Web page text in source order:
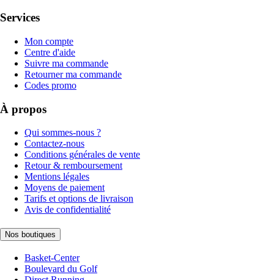
Services
Mon compte
Centre d'aide
Suivre ma commande
Retourner ma commande
Codes promo
À propos
Qui sommes-nous ?
Contactez-nous
Conditions générales de vente
Retour & remboursement
Mentions légales
Moyens de paiement
Tarifs et options de livraison
Avis de confidentialité
Nos boutiques
Basket-Center
Boulevard du Golf